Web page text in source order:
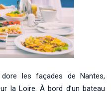
les façades de Nantes,
la Loire. À bord d’un bateau